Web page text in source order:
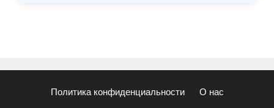
Политика конфиденциальности О нас